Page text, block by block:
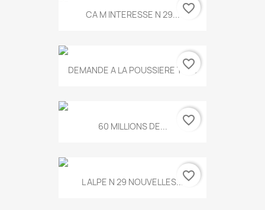
CA M INTERESSE N 29... favorite_border
DEMANDE A LA POUSSIERE T.778
favorite_border
60 MILLIONS DE... favorite_border
L ALPE N 29 NOUVELLES...favorite_border